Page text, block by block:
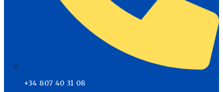
+34 807 40 31 08